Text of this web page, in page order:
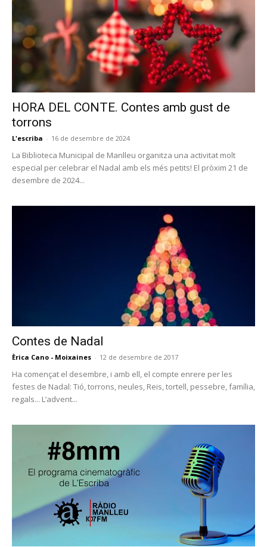
HORA DEL CONTE. Contes amb gust de
torrons
L'escriba - 16 de desembre de 2024
La Biblioteca Municipal de Manlleu organitza una activitat molt
especial per celebrar el Nadal amb els més petits! El pròxim 21 de
desembre de 2024...
Contes de Nadal
Èrica Cano - Moixaines - 12 de desembre de 2017
Ha començat el desembre, i amb ell, el compte enrere per les
festes de Nadal: Tió, torrons, neules, Reis, tortell, pessebre, família,
regals... L’advent...